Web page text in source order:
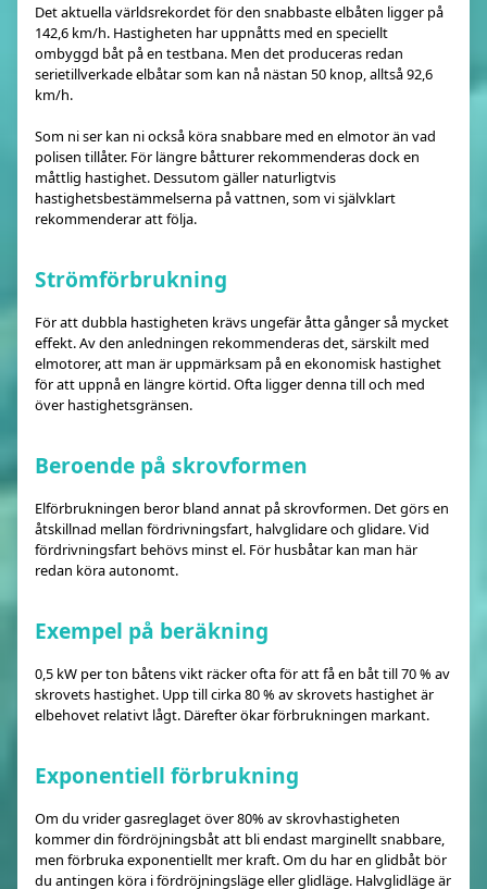
Det aktuella världsrekordet för den snabbaste elbåten ligger på
142,6 km/h. Hastigheten har uppnåtts med en speciellt
ombyggd båt på en testbana. Men det produceras redan
serietillverkade elbåtar som kan nå nästan 50 knop, alltså 92,6
km/h.
Som ni ser kan ni också köra snabbare med en elmotor än vad
polisen tillåter. För längre båtturer rekommenderas dock en
måttlig hastighet. Dessutom gäller naturligtvis
hastighetsbestämmelserna på vattnen, som vi självklart
rekommenderar att följa.
Strömförbrukning
För att dubbla hastigheten krävs ungefär åtta gånger så mycket
effekt. Av den anledningen rekommenderas det, särskilt med
elmotorer, att man är uppmärksam på en ekonomisk hastighet
för att uppnå en längre körtid. Ofta ligger denna till och med
över hastighetsgränsen.
Beroende på skrovformen
Elförbrukningen beror bland annat på skrovformen. Det görs en
åtskillnad mellan fördrivningsfart, halvglidare och glidare. Vid
fördrivningsfart behövs minst el. För husbåtar kan man här
redan köra autonomt.
Exempel på beräkning
0,5 kW per ton båtens vikt räcker ofta för att få en båt till 70 % av
skrovets hastighet. Upp till cirka 80 % av skrovets hastighet är
elbehovet relativt lågt. Därefter ökar förbrukningen markant.
Exponentiell förbrukning
Om du vrider gasreglaget över 80% av skrovhastigheten
kommer din fördröjningsbåt att bli endast marginellt snabbare,
men förbruka exponentiellt mer kraft. Om du har en glidbåt bör
du antingen köra i fördröjningsläge eller glidläge. Halvglidläge är